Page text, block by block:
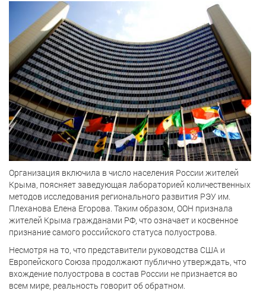
Организация включила в число населения России жителей
Крыма, поясняет заведующая лабораторией количественных
методов исследования регионального развития РЭУ им.
Плеханова Елена Егорова. Таким образом, ООН признала
жителей Крыма гражданами РФ, что означает и косвенное
признание самого российского статуса полуострова.
Несмотря на то, что представители руководства США и
Европейского Союза продолжают публично утверждать, что
вхождение полуострова в состав России не признается во
всем мире, реальность говорит об обратном.